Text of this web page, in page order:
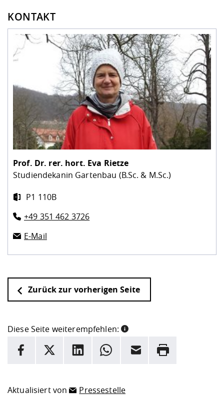
KONTAKT
Prof. Dr. rer. hort. Eva Rietze
Studiendekanin Gartenbau (B.Sc. & M.Sc.)
P1 110B
+49 351 462 3726
E-Mail
Zurück zur vorherigen Seite
Diese Seite weiterempfehlen:
INFORMATION
Facebook
X LinkedInWhatsappE-Mail Drucken
Aktualisiert von Pressestelle